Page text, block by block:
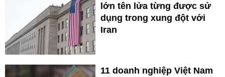
lớn tên lửa từng được sử
dụng trong xung đột với
Iran
11 doanh nghiệp Việt Nam